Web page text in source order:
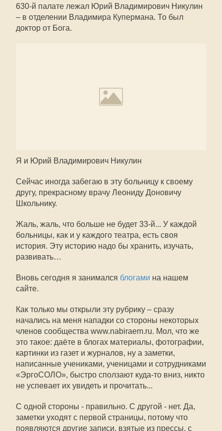
630-й палате лежал Юрий Владимирович Никулин
– в отделении Владимира Купермана. То был
доктор от Бога.
Я и Юрий Владимирович Никулин
Сейчас иногда забегаю в эту больницу к своему
другу, прекрасному врачу Леониду Доновичу
Школьнику.
Жаль, жаль, что больше не будет 33-й... У каждой
больницы, как и у каждого театра, есть своя
история. Эту историю надо бы хранить, изучать,
развивать…
Вновь сегодня я занимался блогами на нашем
сайте.
Как только мы открыли эту рубрику – сразу
начались на меня нападки со стороны некоторых
членов сообщества www.nabiraem.ru. Мол, что же
это такое: даёте в блогах материалы, фотографии,
картинки из газет и журналов, ну а заметки,
написанные учениками, ученицами и сотрудниками
«ЭргоСОЛО», быстро сползают куда-то вниз, никто
не успевает их увидеть и прочитать...
С одной стороны - правильно. С другой - нет. Да,
заметки уходят с первой страницы, потому что
появляются другие записи, взятые из прессы, с